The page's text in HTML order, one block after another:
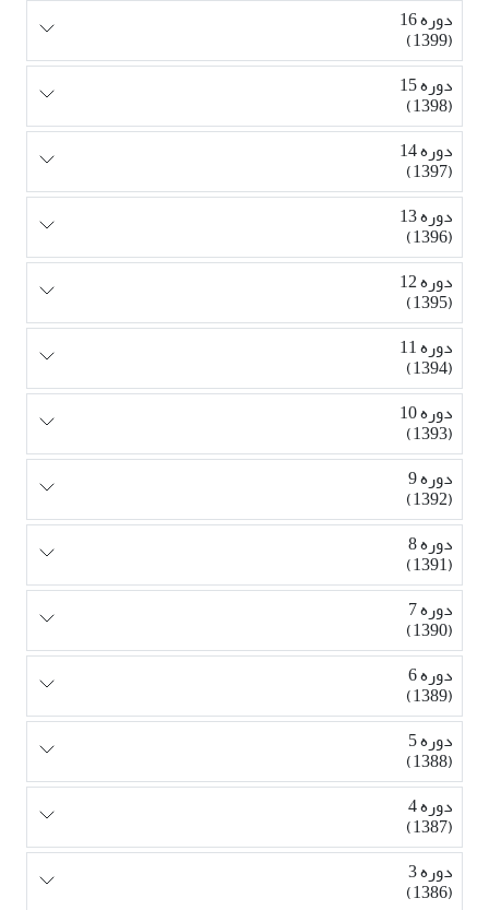
دوره 16
(1399)
دوره 15
(1398)
دوره 14
(1397)
دوره 13
(1396)
دوره 12
(1395)
دوره 11
(1394)
دوره 10
(1393)
دوره 9
(1392)
دوره 8
(1391)
دوره 7
(1390)
دوره 6
(1389)
دوره 5
(1388)
دوره 4
(1387)
دوره 3
(1386)